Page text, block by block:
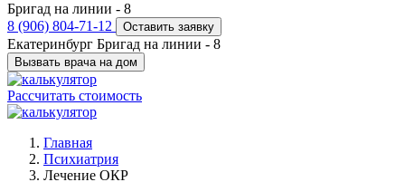
Бригад на линии - 8
8 (906) 804-71-12
Оставить заявку
Екатеринбург Бригад на линии - 8
Вызвать врача на дом
Рассчитать стоимость
Главная
Психиатрия
Лечение ОКР